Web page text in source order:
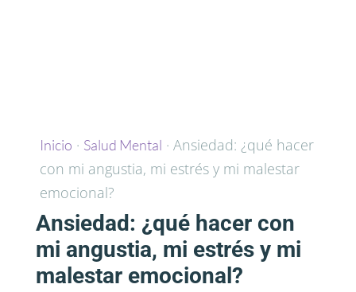
Inicio · Salud Mental · Ansiedad: ¿qué hacer
con mi angustia, mi estrés y mi malestar
emocional?
Ansiedad: ¿qué hacer con
mi angustia, mi estrés y mi
malestar emocional?